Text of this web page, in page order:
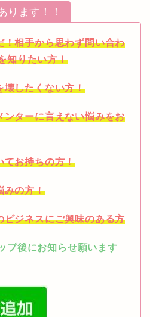
ります！！
！相手から思わず問い合わ
知りたい方！
壊したくない方！
ンターに言えない悩みをお
てお持ちの方！
みの方！
ビジネスにご興味のある方
プ後にお知らせ願います